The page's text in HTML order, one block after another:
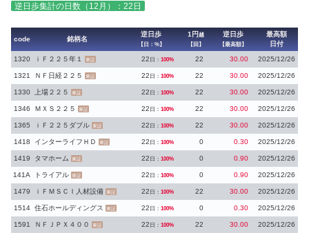
逆日歩集計の日数（12月）：22日
code 銘柄名
逆日歩
【日：%】
1円 越
【回】
逆日歩
【最高額】
最高額
日付
1320
ｉＦ２２５年１ 東証 22 日： 100% 22 30.00 2025/12/26
1321 ＮＦ日経２２５ 東証 22 日： 100% 22 30.00 2025/12/26
1330 上場２２５ 東証 22 日： 100% 22 30.00 2025/12/26
1346 ＭＸＳ２２５ 東証 22 日： 100% 22 30.00 2025/12/26
1365 ｉＦ２２５ダブル 東証 22 日： 100% 22 30.00 2025/12/26
1418 インターライフＨＤ 東証 22 日： 100% 0 0.30 2025/12/26
1419 タマホーム 東証 22 日： 100% 0 0.90 2025/12/26
141A トライアル 東証 22 日： 100% 0 0.90 2025/12/26
1479 ｉＦＭＳＣＩ人材設備 東証 22 日： 100% 22 30.00 2025/12/26
1514 住石ホールディングス 東証 22 日： 100% 0 0.30 2025/12/26
1591 ＮＦＪＰＸ４００ 東証 22 日： 100% 22 30.00 2025/12/26